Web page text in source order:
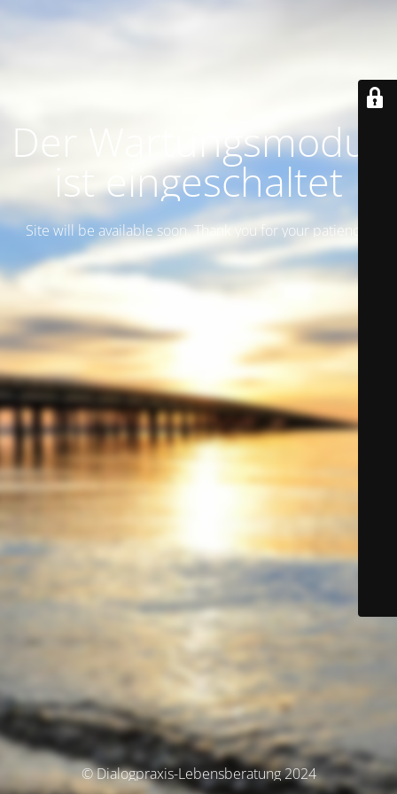
Der Wartungsmodus
ist eingeschaltet
Site will be available soon. Thank you for your patience!
© Dialogpraxis-Lebensberatung 2024